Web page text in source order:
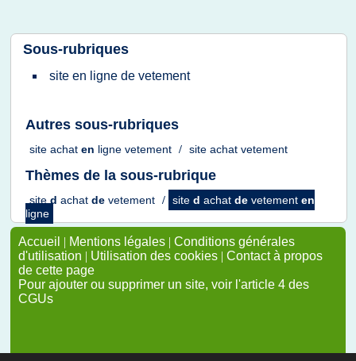
Sous-rubriques
site en ligne de vetement
Autres sous-rubriques
site achat en ligne vetement / site achat vetement
Thèmes de la sous-rubrique
site d achat de vetement / site d achat de vetement en
ligne
Accueil | Mentions légales | Conditions générales
d'utilisation | Utilisation des cookies | Contact à propos
de cette page
Pour ajouter ou supprimer un site, voir l'article 4 des
CGUs